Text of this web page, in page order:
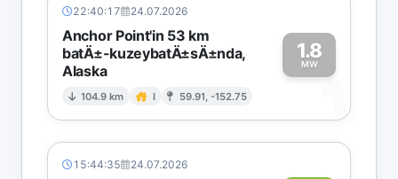
22:40:17 24.07.2026
Anchor Point'in 53 km
batÄ±-kuzeybatÄ±sÄ±nda,
Alaska
104.9 km I 59.91, -152.75
1.8
MW
1
15:44:35 24.07.2026